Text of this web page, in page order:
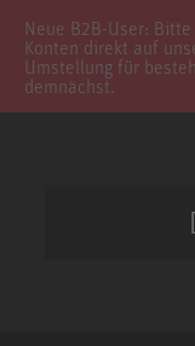
Neue B2B-User:
Konten direkt auf
Umstellung für
demnächst.